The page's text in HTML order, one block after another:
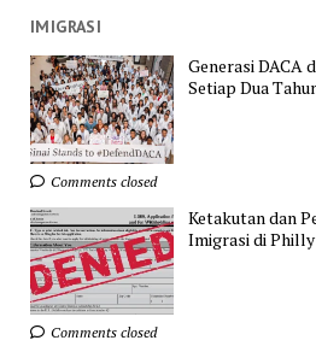
IMIGRASI
Generasi DACA
Setiap Dua
Comments closed
Ketakutan dan
Imigrasi di Philly
Comments closed